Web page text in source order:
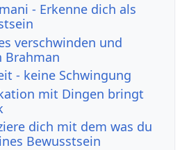
- Erkenne dich als
verschwinden und
Brahman
- keine Schwingung
mit Dingen bringt
dich mit dem was du
Bewusstsein